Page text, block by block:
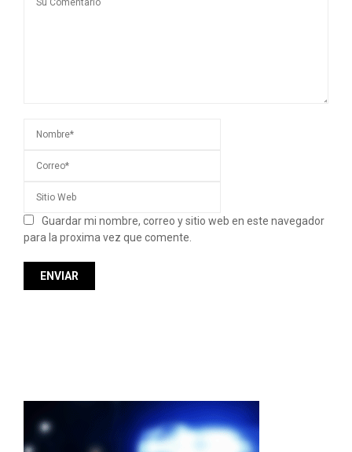
Guardar mi nombre, correo y sitio web en este navegador
para la proxima vez que comente.